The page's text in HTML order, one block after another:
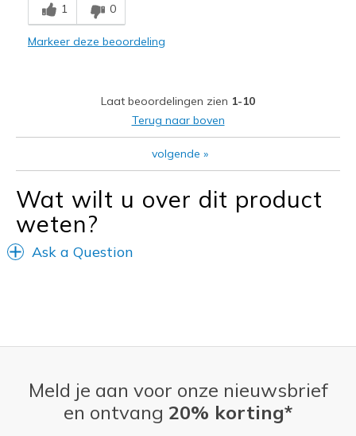
Stylish
Travel
View On Shoes
Shoes are for Wearing
1 0
Markeer deze beoordeling
Laat beoordelingen zien 1-10
Terug naar boven
volgende »
Wat wilt u over dit product
weten?
Ask a Question
Meld je aan voor onze nieuwsbrief
en ontvang 20% korting*